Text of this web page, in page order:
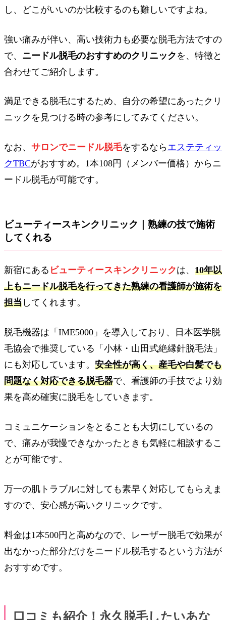
し、どこがいいのか比較するのも難しいですよね。
強い痛みが伴い、高い技術力も必要な脱毛方法ですの
で、 ニードル脱毛のおすすめのクリニック を、特徴と
合わせてご紹介します。
満足できる脱毛にするため、自分の希望にあったクリ
ニックを見つける時の参考にしてみてください。
なお、 サロンでニードル脱毛をするならエステティッ
クTBCがおすすめ。1本108円（メンバー価格）からニ
ードル脱毛が可能です。
ビューティースキンクリニック｜熟練の技で施術
してくれる
新宿にある ビューティースキンクリニックは、 10年以
上もニードル脱毛を行ってきた熟練の看護師が施術を
担当 してくれます。
脱毛機器は「IME5000」を導入しており、日本医学脱
毛協会で推奨している「小林・山田式絶縁針脱毛法」
にも対応しています。 安全性が高く、産毛や白髪でも
問題なく対応できる脱毛器で、看護師の手技でより効
果を高め確実に脱毛をしていきます。
コミュニケーションをとることも大切にしているの
で、痛みが我慢できなかったときも気軽に相談するこ
とが可能です。
万一の肌トラブルに対しても素早く対応してもらえま
すので、安心感が高いクリニックです。
料金は1本500円と高めなので、レーザー脱毛で効果が
出なかった部分だけをニードル脱毛するという方法が
おすすめです。
口コミも紹介！永久脱毛したいあな